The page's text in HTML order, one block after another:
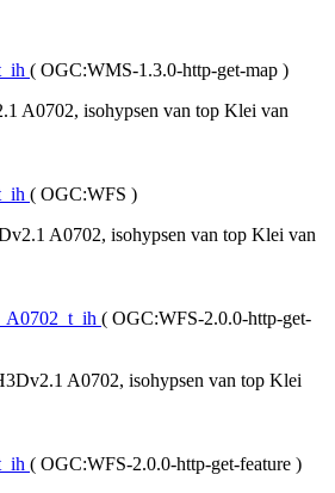
( OGC:WMS-1.3.0-http-get-map )
A0702, isohypsen van top Klei van
( OGC:WFS )
A0702, isohypsen van top Klei van
( OGC:WFS-2.0.0-http-get-
A0702, isohypsen van top Klei
( OGC:WFS-2.0.0-http-get-feature )